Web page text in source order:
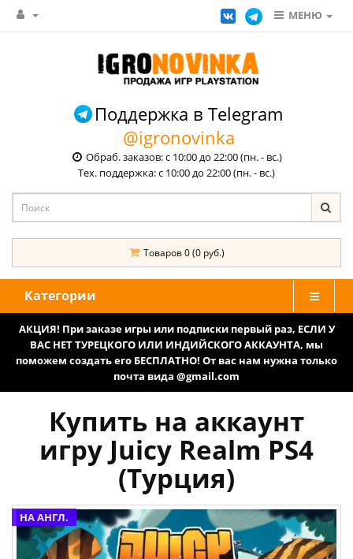
МЕНЮ
Поддержка в Telegram
@igronovinka
Обраб. заказов: с 10:00 до 22:00 (пн. - вс.)
Тех. поддержка: с 10:00 до 22:00 (пн. - вс.)
Товаров 0 (0 руб.)
Категории
АКЦИЯ! При заказе игры или подписки первый раз, ЕСЛИ У
ВАС НЕТ ТУРЕЦКОГО ИЛИ ИНДИЙСКОГО АККАУНТА, мы
поможем создать его БЕСПЛАТНО! От вас нам нужна только
почта вида @gmail.com
Купить на аккаунт
игру Juicy Realm PS4
(Турция)
НА АНГЛ.